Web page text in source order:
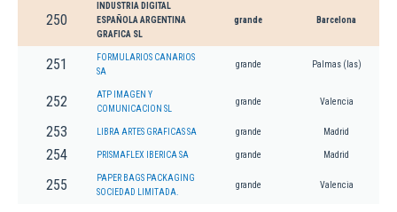
250
INDUSTRIA DIGITAL
ESPAÑOLA ARGENTINA
GRAFICA SL
grande Barcelona
251
FORMULARIOS CANARIOS
SA
grande Palmas (las)
252
ATP IMAGEN Y
COMUNICACION SL
grande Valencia
253 LIBRA ARTES GRAFICAS SA grande Madrid
254 PRISMAFLEX IBERICA SA grande Madrid
255
PAPER BAGS PACKAGING
SOCIEDAD LIMITADA.
grande Valencia